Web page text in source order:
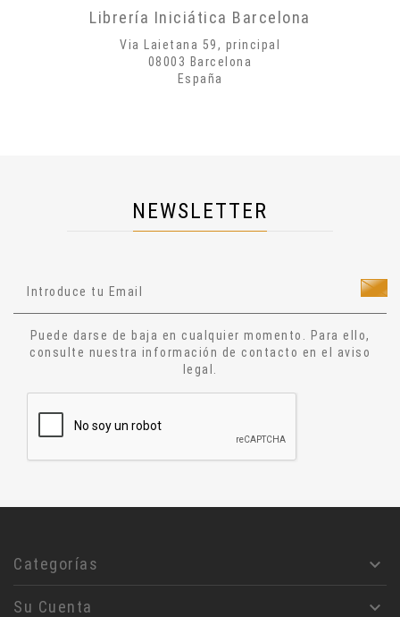
Ocultismo
Narrativa
Relatos
Aforismos
Masoneria
Librería Iniciática Barcelona
Via Laietana 59, principal
08003 Barcelona
España
NEWSLETTER
Puede darse de baja en cualquier momento. Para ello,
consulte nuestra información de contacto en el aviso
legal.
Categorías 
Su Cuenta 